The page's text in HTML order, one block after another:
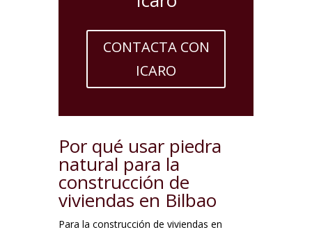
CONTACTA CON
ICARO
Por qué usar piedra
natural para la
construcción de
viviendas en Bilbao
Para la construcción de viviendas en